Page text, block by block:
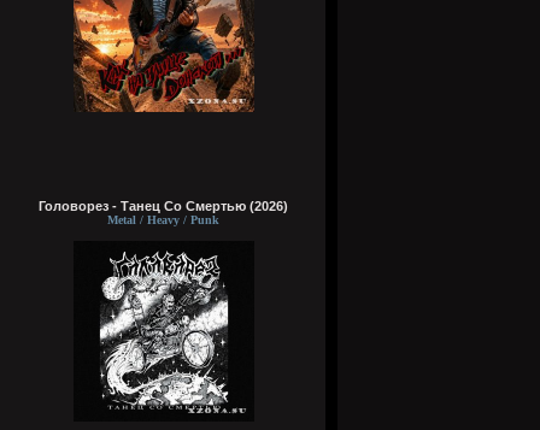
Головорез - Tанец Со Смертью (2026)
Metal / Heavy / Punk